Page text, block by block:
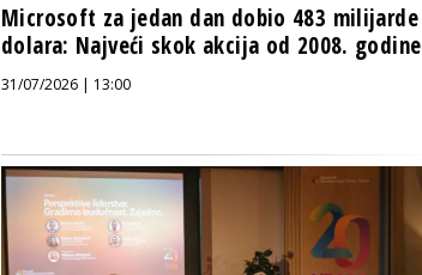
Microsoft za jedan dan dobio 483 milijarde
dolara: Najveći skok akcija od 2008. godine
31/07/2026 | 13:00